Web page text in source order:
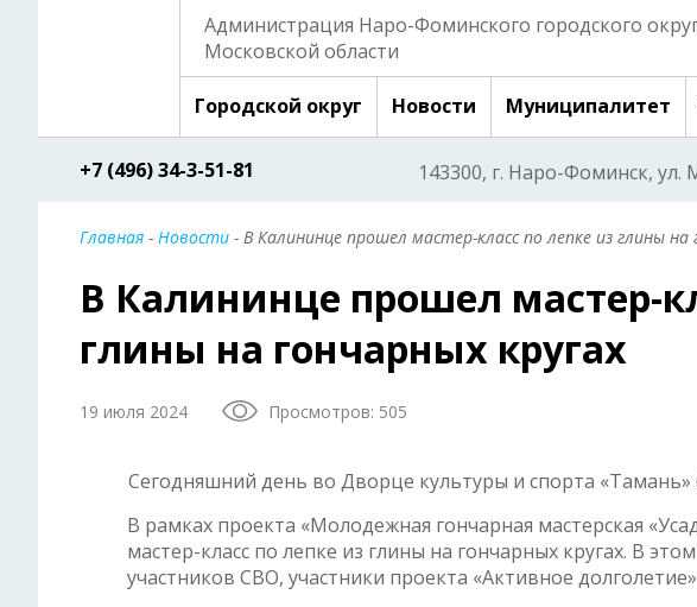
Администрация Наро-Фоминского городского
Московской области
Городской округ Новости Муниципалитет
+7 (496) 34-3-51-81 143300, г. Наро-Фоминск,
Главная - Новости - В Калининце прошел мастер-класс по лепке из глины на
В Калининце прошел мастер-
глины на гончарных кругах
19 июля 2024 Просмотров: 505
Сегодняшний день во Дворце культуры и спорта
В рамках проекта «Молодежная гончарная мастерская
мастер-класс по лепке из глины на гончарных кругах. В
участников СВО, участники проекта «Активное